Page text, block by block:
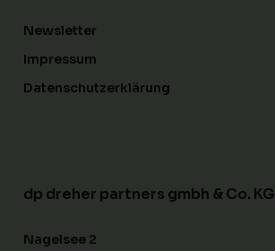
Newsletter
Impressum
Datenschutzerklärung
dp dreher partners gmbh & Co. KG
Nagelsee 2